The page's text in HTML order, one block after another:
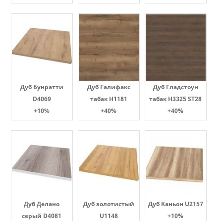
Дуб Бунратти
D4069
+10%
Дуб Галифакс
табак Н1181
+40%
Дуб Гладстоун
табак H3325 ST28
+40%
Дуб Делано
серый D4081
Дуб золотистый
U1148
Дуб Каньон U2157
+10%